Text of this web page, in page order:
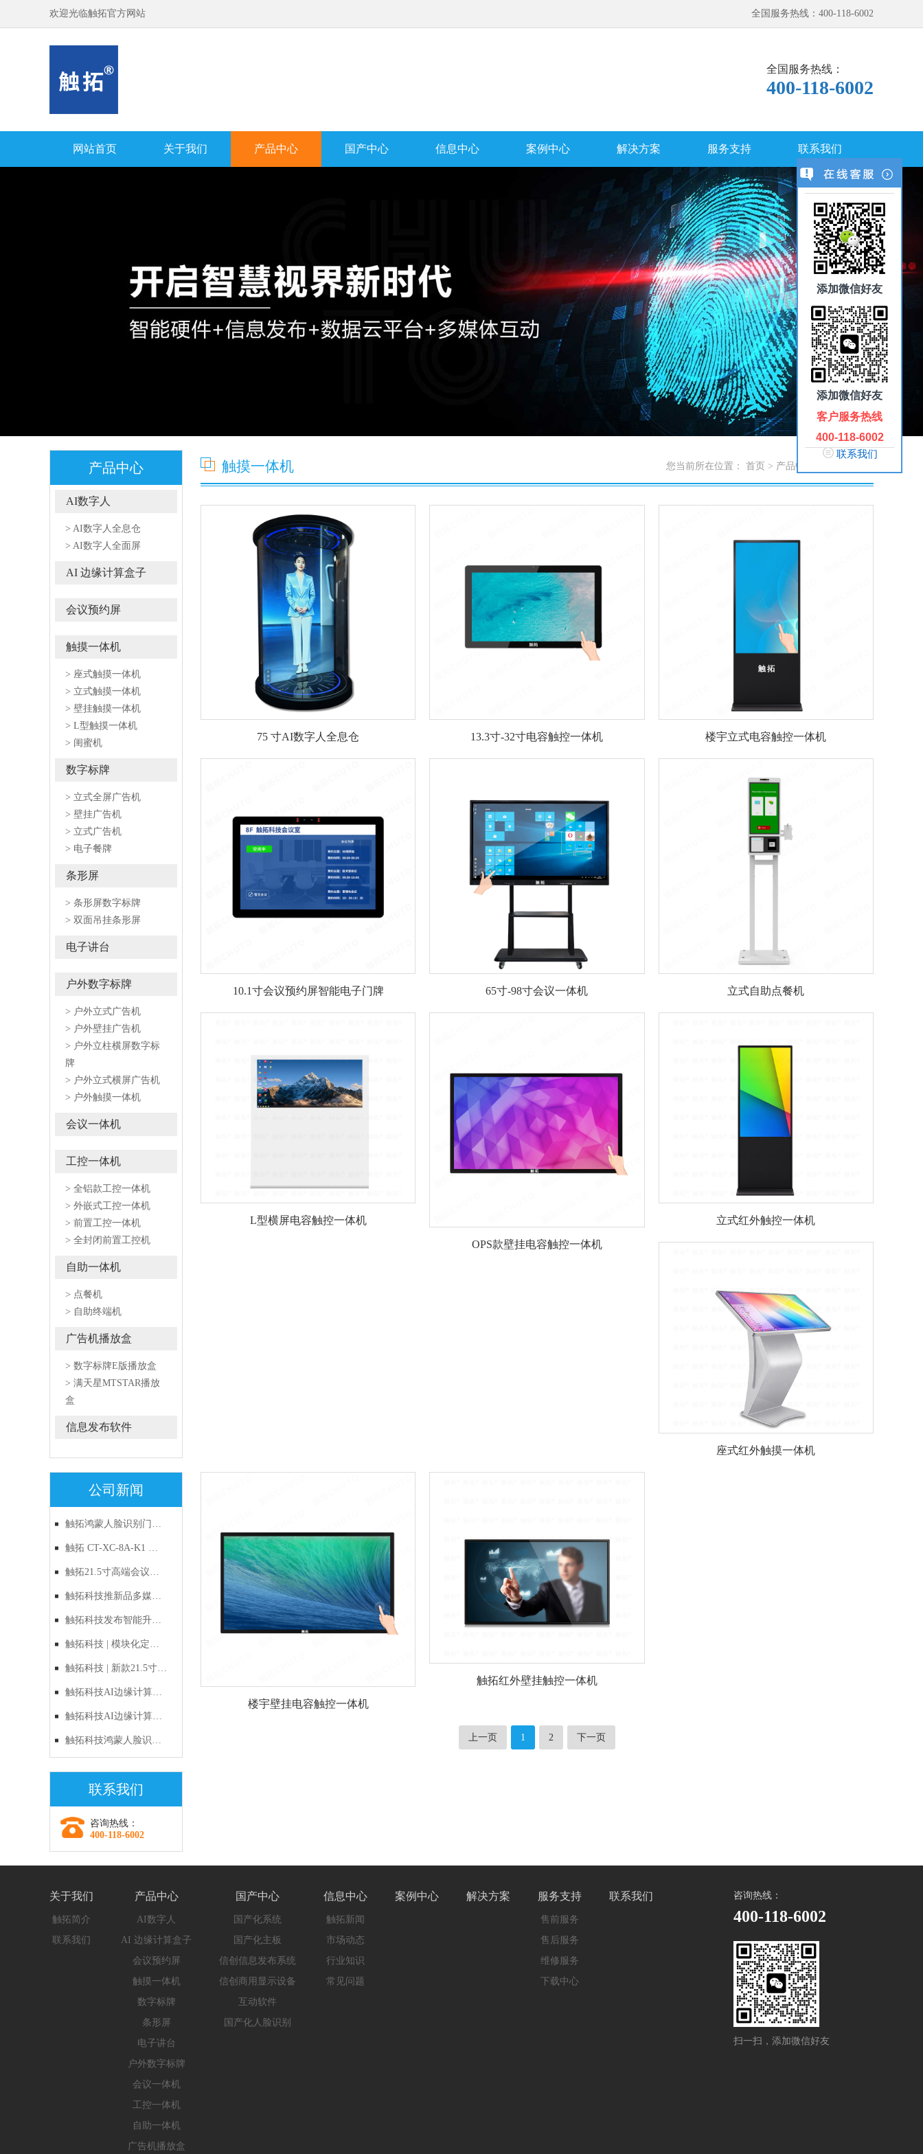
欢迎光临触拓官方网站 全国服务热线：400-118-6002
全国服务热线：
400-118-6002
网站首页 关于我们 产品中心 国产中心 信息中心 案例中心 解决方案 服务支持 联系我们
产品中心
AI数字人
> AI数字人全息仓
> AI数字人全面屏
AI 边缘计算盒子
会议预约屏
触摸一体机
> 座式触摸一体机
> 立式触摸一体机
> 壁挂触摸一体机
> L型触摸一体机
> 闺蜜机
数字标牌
> 立式全屏广告机
> 壁挂广告机
> 立式广告机
> 电子餐牌
条形屏
> 条形屏数字标牌
> 双面吊挂条形屏
电子讲台
户外数字标牌
> 户外立式广告机
> 户外壁挂广告机
> 户外立柱横屏数字标
牌
> 户外立式横屏广告机
> 户外触摸一体机
会议一体机
工控一体机
> 全铝款工控一体机
> 外嵌式工控一体机
> 前置工控一体机
> 全封闭前置工控机
自助一体机
> 点餐机
> 自助终端机
广告机播放盒
> 数字标牌E版播放盒
> 满天星MTSTAR播放
盒
信息发布软件
公司新闻
触拓鸿蒙人脸识别门
禁：以自主RISC-V与鸿
蒙原生生态，定义国产
化出入口管理新标准
触拓 CT-XC-8A-K1 鸿
蒙人脸识别一体机｜新
品上市
触拓21.5寸高端会议预
约屏CT-215H1产品技术
与应用方案
触拓科技推新品多媒体
电子讲台，多屏联动与
智能升降双管齐下
触拓科技发布智能升降
电子讲台，多媒体多屏
交互重新定义会议
触拓科技 | 模块化定制
时代的破局者：新款
21.5寸多功能会议预约
屏全面解析
触拓科技 | 新款21.5寸智
能会议预约屏重磅上
市：以硬件之美，重塑
企业智慧办公新生态
触拓科技AI边缘计算
盒：让机器"长眼睛"，
让监控"会思考"
触拓科技AI边缘计算
盒：边缘AI时代的选
触拓科技鸿蒙人脸识别
漫”遇见“数字安全”
联系我们
咨询热线：
400-118-6002
触摸一体机 您当前所在位置： 首页 > 产品中心
75 寸AI数字人全息仓 13.3寸-32寸电容触控一体机 楼宇立式电容触控一体机
10.1寸会议预约屏智能电子门牌 65寸-98寸会议一体机 立式自助点餐机
L型横屏电容触控一体机
OPS款壁挂电容触控一体机
立式红外触控一体机
座式红外触摸一体机
楼宇壁挂电容触控一体机
触拓红外壁挂触控一体机
上一页 1 2 下一页
关于我们
触拓简介
联系我们
产品中心
AI数字人
AI 边缘计算盒子
会议预约屏
触摸一体机
数字标牌
条形屏
电子讲台
户外数字标牌
会议一体机
工控一体机
自助一体机
广告机播放盒
国产中心
国产化系统
国产化主板
信创信息发布系统
信创商用显示设备
互动软件
国产化人脸识别
信息中心
触拓新闻
市场动态
行业知识
常见问题
案例中心 解决方案 服务支持
售前服务
售后服务
维修服务
下载中心
联系我们 咨询热线：
400-118-6002
扫一扫，添加微信好友
添加微信好友
添加微信好友
客户服务热线
400-118-6002
联系我们